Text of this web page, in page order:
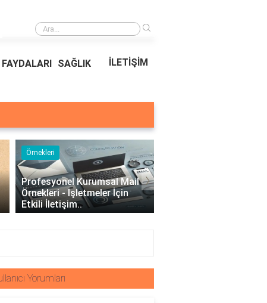
Ödeal Müşteri Hizmetleri
FAYDALARI SAĞLIK İLETİŞİM
Örnekleri
Profesyonel Kurumsal Mail
Örnekleri - İşletmeler İçin
Etkili İletişim..
›
Yorumları